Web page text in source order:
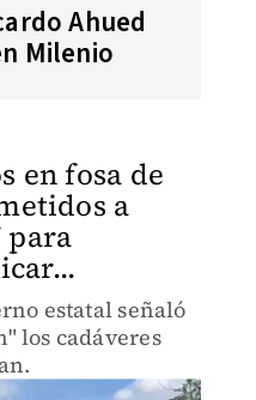
Ahued
Milenio
en fosa de
a
para
estatal señaló
los cadáveres